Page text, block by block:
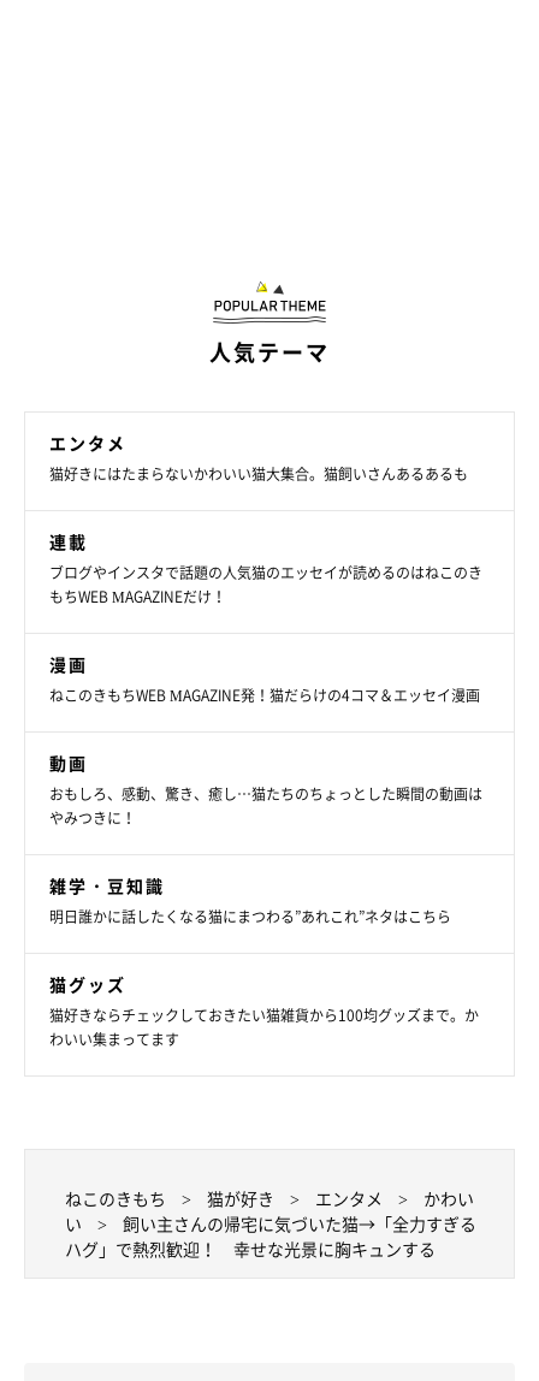
テトくんは保護猫だった
ブルーアイが可愛い♡
たときから人のことが大好きで、甘えん坊なコだったといいま
人気テーマ
エンタメ
猫好きにはたまらないかわいい猫大集合。猫飼いさんあるあるも
連載
ブログやインスタで話題の人気猫のエッセイが読めるのはねこのき
もちWEB MAGAZINEだけ！
漫画
ねこのきもちWEB MAGAZINE発！猫だらけの4コマ＆エッセイ漫画
動画
おもしろ、感動、驚き、癒し…猫たちのちょっとした瞬間の動画は
やみつきに！
雑学・豆知識
明日誰かに話したくなる猫にまつわる”あれこれ”ネタはこちら
猫グッズ
猫好きならチェックしておきたい猫雑貨から100均グッズまで。か
わいい集まってます
ねこのきもち 猫が好き エンタメ
かわい
い
飼い主さんの帰宅に気づいた猫→「全力すぎる
ハグ」で熱烈歓迎！ 幸せな光景に胸キュンする